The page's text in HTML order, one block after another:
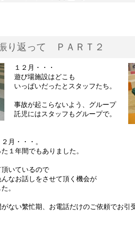
り返って ＰＡＲＴ２
１２月・・・
遊び場施設はどこも
いっぱいだったとスタッフたち。
事故が起こらないよう、グループ
託児にはスタッフもグループで。
月・・・。
１年間でもありました。
いているので
なお話しをさせて頂く機会が
。
ない繁忙期、お電話だけのご依頼でお引